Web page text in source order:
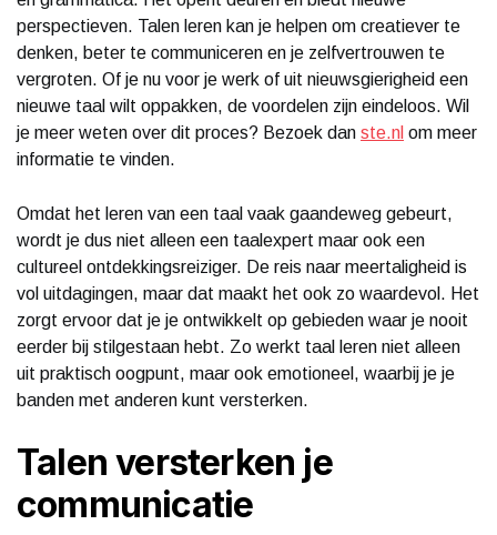
perspectieven. Talen leren kan je helpen om creatiever te
denken, beter te communiceren en je zelfvertrouwen te
vergroten. Of je nu voor je werk of uit nieuwsgierigheid een
nieuwe taal wilt oppakken, de voordelen zijn eindeloos. Wil
je meer weten over dit proces? Bezoek dan ste.nl om meer
informatie te vinden.
Omdat het leren van een taal vaak gaandeweg gebeurt,
wordt je dus niet alleen een taalexpert maar ook een
cultureel ontdekkingsreiziger. De reis naar meertaligheid is
vol uitdagingen, maar dat maakt het ook zo waardevol. Het
zorgt ervoor dat je je ontwikkelt op gebieden waar je nooit
eerder bij stilgestaan hebt. Zo werkt taal leren niet alleen
uit praktisch oogpunt, maar ook emotioneel, waarbij je je
banden met anderen kunt versterken.
Talen versterken je
communicatie